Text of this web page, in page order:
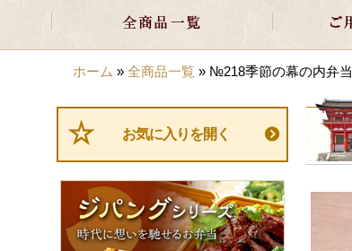
ホーム » 全商品一覧 » №218季節の幕の内弁当
お気に入りを開く
ジ
ン
グ